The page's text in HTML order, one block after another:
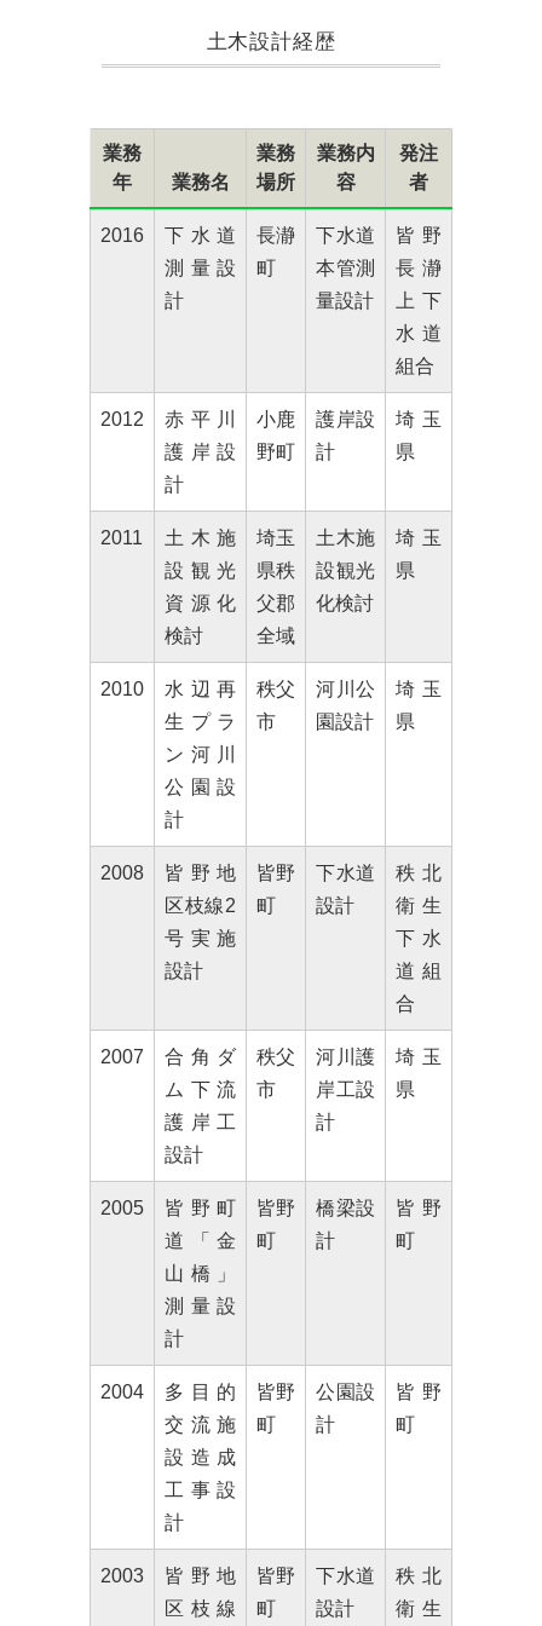
土木設計経歴
業務
年
業務名
業務
場所
業務内
容
発注
者
2016
下水道
測量設
計
長瀞
町
下水道
本管測
量設計
皆野
長瀞
上下
水道
組合
2012
赤平川
護岸設
計
小鹿
野町
護岸設
計
埼玉
県
2011
土木施
設観光
資源化
検討
埼玉
県秩
父郡
全域
土木施
設観光
化検討
埼玉
県
2010
水辺再
生プラ
ン河川
公園設
計
秩父
市
河川公
園設計
埼玉
県
2008
皆野地
区枝線2
号実施
設計
皆野
町
下水道
設計
秩北
衛生
下水
道組
合
2007
合角ダ
ム下流
護岸工
設計
秩父
市
河川護
岸工設
計
埼玉
県
2005
皆野町
道「金
山橋」
測量設
計
皆野
町
橋梁設
計
皆野
町
2004
多目的
交流施
設造成
工事設
計
皆野
町
公園設
計
皆野
町
2003
皆野地
区枝線
皆野
町
下水道
設計
秩北
衛生